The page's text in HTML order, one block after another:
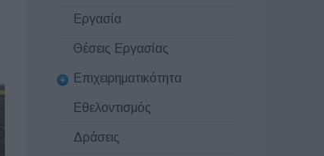
Εργασία
Θέσεις Εργασίας
Επιχειρηματικότητα
Εθελοντισμός
Δράσεις